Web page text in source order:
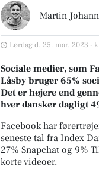
Martin
Lørdag d. 25. mar. 2023 -
Sociale medier, som
Låsby bruger 65%
Det er højere end
hver dansker dagligt
Facebook har
seneste tal fra Index
27% Snapchat og 9%
korte videoer.